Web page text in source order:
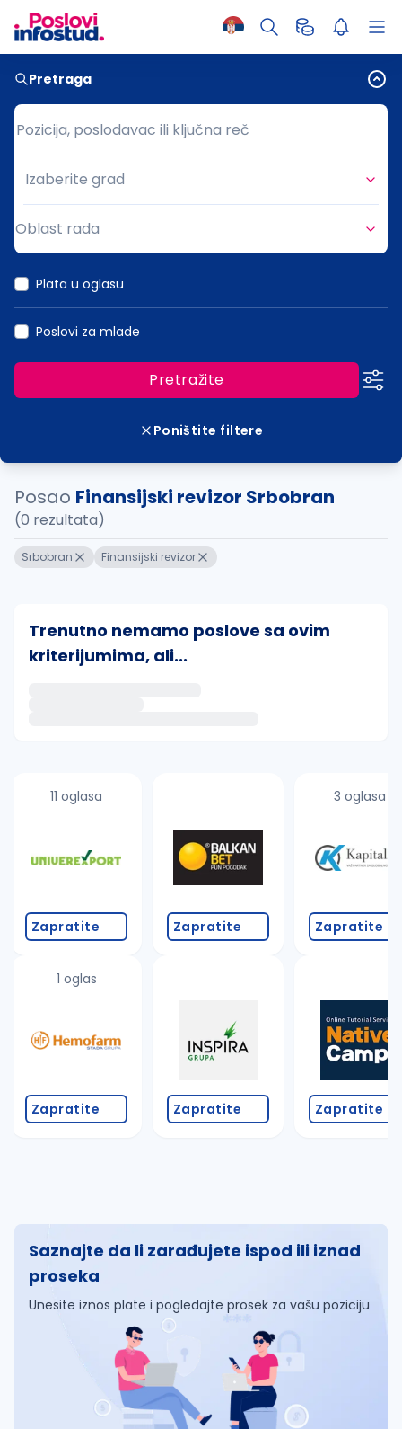
Pretraga
Pozicija, poslodavac ili ključna reč
Pozicija, poslodavac ili ključna reč
Grad
Izaberite grad
Oblast rada
Plata u oglasu
Poslovi za mlade
Pretražite
Poništite filtere
Posao Finansijski revizor Srbobran
(0 rezultata)
Srbobran Finansijski revizor
Trenutno nemamo poslove sa ovim
kriterijumima, ali...
Takođe možete da:
proverite pravopisne greške (koristite č, ć, š, đ,
promenite odabrane filtere pretrage
11 oglasa
Zapratite
1 oglas
Zapratite
Zapratite
Zapratite
3 oglasa
Zapratite
Zapratite
Saznajte da li zarađujete ispod ili iznad
proseka
Unesite iznos plate i pogledajte prosek za vašu poziciju